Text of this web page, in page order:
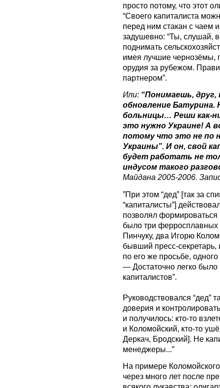
просто потому, что этот
“Своего капиталиста
перед ним стакан с чаем
задушевно: “Ты, слушай,
поднимать
имея лучшие чернозёмы,
орудия за рубежом.
партнером”.
Или: “Понимаешь, друг,
обновление
больницы… Реши как-
это нужно Украине! А
потому что это не по
Украины”. И он, свой
будет работать не
индусом такого
Майдана 2005-2006.
”При этом “дед” [так за
“капиталисты”]
позволял
было три ферросплавных
Пинчуку, два Игорю
бывший пресс-
по его же просьбе,
— Достаточно легко было
капиталистов”.
Руководствовался “дед”
доверия и
и получилось: кто-то
и Коломойский, кто-то
Деркач, Бродский]. Не
менеджеры...”
На примере Коломойского
через много лет после